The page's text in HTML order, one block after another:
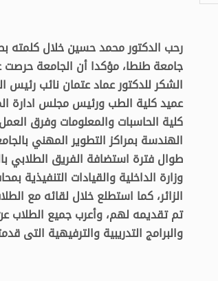
رحب الدكتور محمد حسين خلال كلمته
جامعة طنطا، مؤكدا أن الجامعة حرصت
الشكر للدكتور عماد عتمان نائب رئيس
عميد كلية الطب ورئيس مجلس ادارة
كلية الحاسبات والمعلومات وفرق
الهندسة بمراكز التطوير المهني
طوال فترة استضافة الفريق الطلابي
وزارة الداخلية والقيادات التنفيذية
الزائر، كما استطلع خلال لقائه مع
تم تقديمه لهم، وأعرب جميع الطلاب
والبرامج التدريبية والترفيهية التى